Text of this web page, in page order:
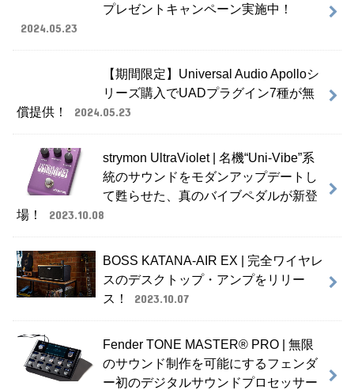
プレゼントキャンペーン実施中！
2024.05.23
【期間限定】Universal Audio Apolloシ
リーズ購入でUADプラグイン7種が無
償提供！
2024.05.23
strymon UltraViolet | 名機“Uni-Vibe”系
統のサウンドをモダンアップデートし
て甦らせた、真のバイブペダルが新登
場！
2023.10.08
BOSS KATANA-AIR EX | 完全ワイヤレ
スのデスクトップ・アンプをリリー
ス！
2023.10.07
Fender TONE MASTER® PRO | 無限
のサウンド制作を可能にするフェンダ
ー初のデジタルサウンドプロセッサー